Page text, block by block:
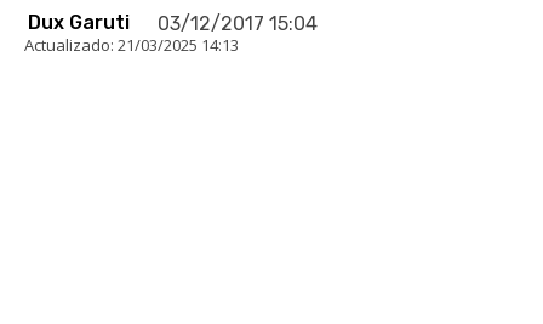
Dux Garuti 03/12/2017 15:04
Actualizado: 21/03/2025 14:13